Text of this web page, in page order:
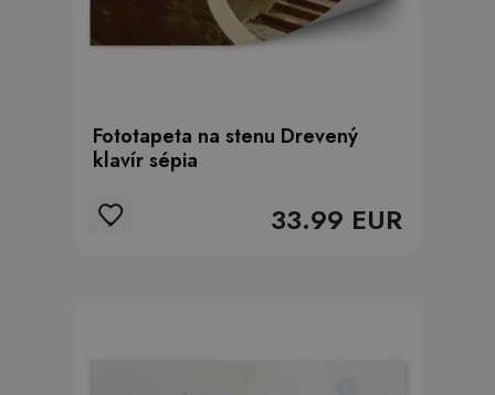
Fototapeta na stenu Drevený
klavír sépia
33.99 EUR